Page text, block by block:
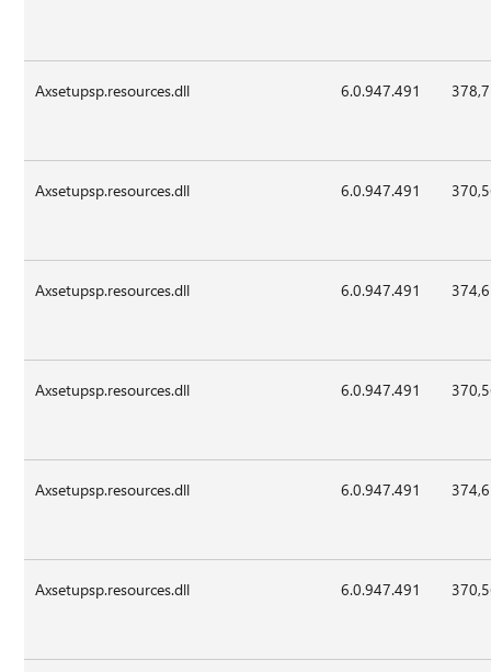
Axsetupsp.resources.dll 6.0.947.491
Axsetupsp.resources.dll 6.0.947.491
Axsetupsp.resources.dll 6.0.947.491
Axsetupsp.resources.dll 6.0.947.491
Axsetupsp.resources.dll 6.0.947.491
Axsetupsp.resources.dll 6.0.947.491